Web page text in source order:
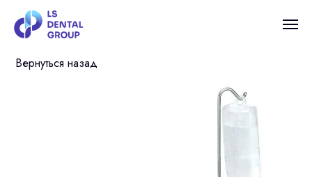
Вернуться назад